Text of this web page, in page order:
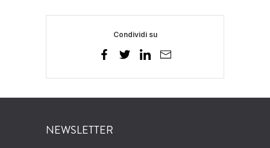
Condividi su
NEWSLETTER